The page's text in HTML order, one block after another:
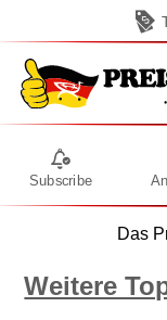
Subscribe
Das
Weitere